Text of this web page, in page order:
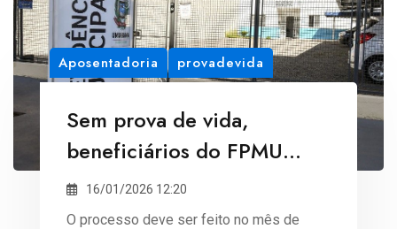
Aposentadoria provadevida
Sem prova de vida,
beneficiários do FPMU
terão pagamento suspenso
em Umuarama
16/01/2026 12:20
O processo deve ser feito no mês de